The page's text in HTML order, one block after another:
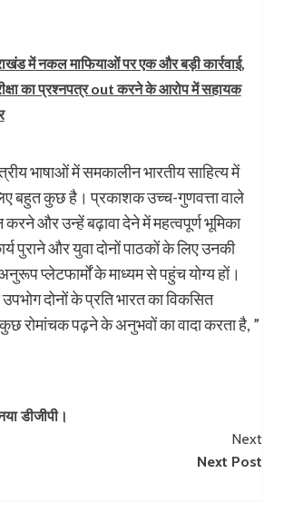
में नकल माफियाओं पर एक और बड़ी कार्रवाई,
का प्रश्नपत्र out करने के आरोप में सहायक
भाषाओं में समकालीन भारतीय साहित्य में
बहुत कुछ है। प्रकाशक उच्च-गुणवत्ता वाले
करने और उन्हें बढ़ावा देने में महत्वपूर्ण भूमिका
पुराने और युवा दोनों पाठकों के लिए उनकी
प्लेटफार्मों के माध्यम से पहुंच योग्य हों।
दोनों के प्रति भारत का विकसित
कुछ रोमांचक पढ़ने के अनुभवों का वादा करता है, ”
डीजीपी।
Next
Next Post